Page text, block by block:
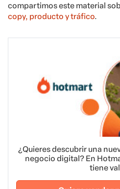
compartimos este material
copy, producto y tráfico.
¿Quieres descubrir una
negocio digital? En
tiene